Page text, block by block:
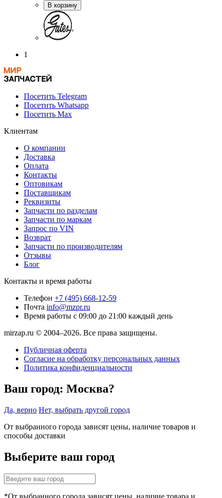
В корзину
1
Посетить Telegram
Посетить Whatsapp
Посетить Max
Клиентам
О компании
Доставка
Оплата
Контакты
Оптовикам
Поставщикам
Реквизиты
Запчасти по разделам
Запчасти по маркам
Запрос по VIN
Возврат
Запчасти по производителям
Отзывы
Блог
Контакты и время работы
Телефон +7 (495) 668-12-59
Почта info@mzpr.ru
Время работы с 09:00 до 21:00 каждый день
mirzap.ru © 2004–2026. Все права защищены.
Публичная оферта
Согласие на обработку персональных данных
Политика конфиденциальности
Ваш город: Москва?
Да, верно Нет, выбрать другой город
От выбранного города зависят цены, наличие товаров и
способы доставки
Выберите ваш город
*От выбранного города зависят цены, наличие товара и